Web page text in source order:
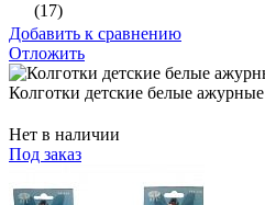
(17)
Добавить к сравнению
Отложить
Колготки детские белые ажурные
Нет в наличии
Под заказ